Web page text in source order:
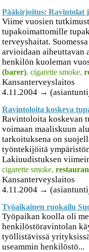
Pääkirjoitus: Ravintolat
Viime vuosien
tupakoimattomille
terveyshaitat.
arvioidaan aiheuttavan
henkilön kuoleman
(barer), cigarette smoke,
Kansanterveyslaitos
4.11.2004 →
Ravintoloita koskeva
Ravintoloita koskevan
voimaan maaliskuun
tarkoituksena on
työntekijöitä
Lakiuudistuksen
cigarette smoke,
Kansanterveyslaitos
4.11.2004 →
Työaikainen ruokailu
Työpaikan koolla oli
henkilöstöravintolan
työllistävissä
useammin henkilöstö...